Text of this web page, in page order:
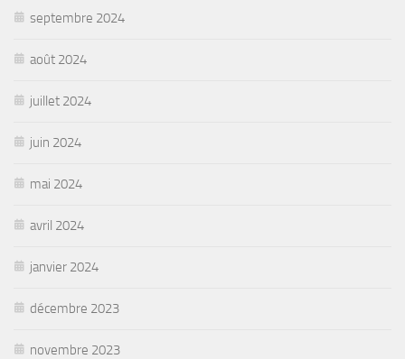
septembre 2024
août 2024
juillet 2024
juin 2024
mai 2024
avril 2024
janvier 2024
décembre 2023
novembre 2023